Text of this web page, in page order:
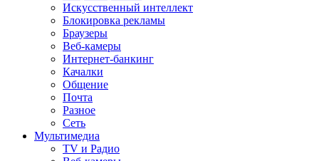
Искусственный интеллект
Блокировка рекламы
Браузеры
Веб-камеры
Интернет-банкинг
Качалки
Общение
Почта
Разное
Сеть
Мультимедиа
TV и Радио